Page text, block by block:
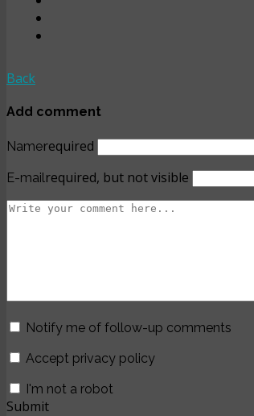
Back
Add comment
Namerequired
E-mail required, but not visible
Notify me of follow-up comments
Accept privacy policy
I'm not a robot
Submit